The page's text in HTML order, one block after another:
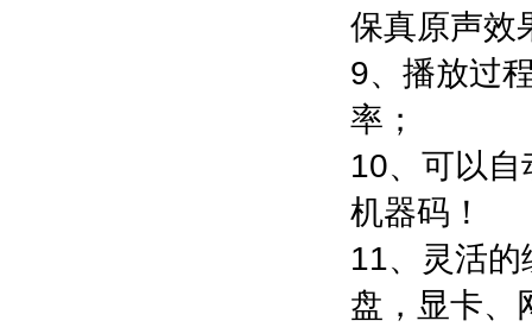
保真原声效
9、播放过
率；
10、可以
机器码！
11、灵活
盘，显卡、